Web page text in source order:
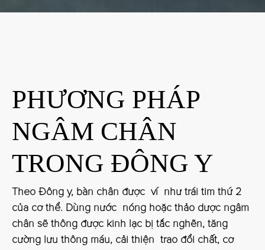
PHƯƠNG PHÁP
NGÂM CHÂN
TRONG ĐÔNG Y
Theo Đông y, bàn chân được ví như trái tim thứ 2
của cơ thể. Dùng nước nóng hoặc thảo dược ngâm
chân sẽ thông được kinh lạc bị tắc nghẽn, tăng
cường lưu thông máu, cải thiện trao đổi chất, cơ